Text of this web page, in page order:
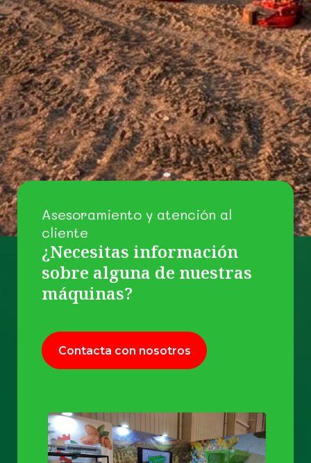
Asesoramiento y atención al
cliente
¿Necesitas información
sobre alguna de nuestras
máquinas?
Contacta con nosotros